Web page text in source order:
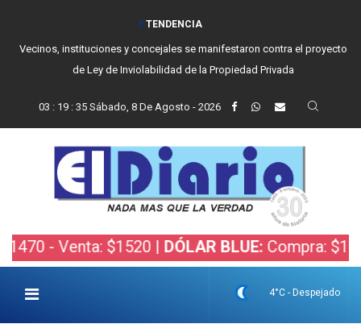
TENDENCIA
Vecinos, instituciones y concejales se manifestaron contra el proyecto
de Ley de Inviolabilidad de la Propiedad Privada
03 : 19 : 36 Sábado, 8 De Agosto - 2026
- Venta: $1520 |DÓLAR BLUE: Compra: $1505 -
4°C - Despejado